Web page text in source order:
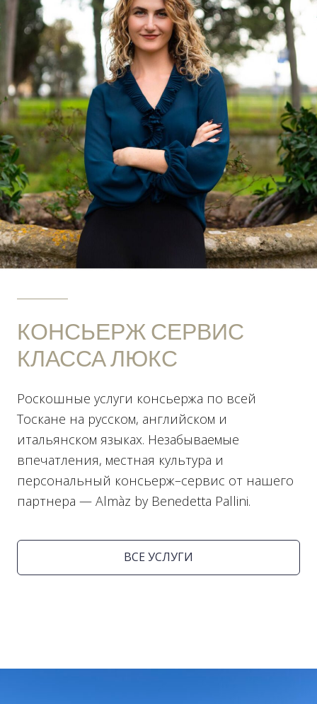
КОНСЬЕРЖ СЕРВИС
КЛАССА ЛЮКС
Роскошные услуги консьержа по всей
Тоскане на русском, английском и
итальянском языках. Незабываемые
впечатления, местная культура и
персональный консьерж–сервис от нашего
партнера — Almàz by Benedetta Pallini.
ВСЕ УСЛУГИ